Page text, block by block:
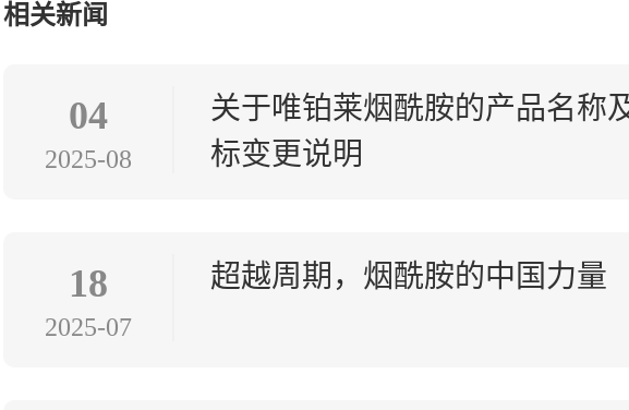
相关新闻
04
2025-08
关于唯铂莱烟酰胺的产品名称
标变更说明
18
2025-07
超越周期，烟酰胺的中国力量